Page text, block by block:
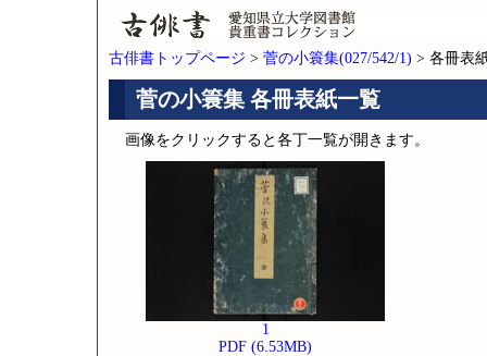
古俳書トップページ > 菅の小簑集(027/542/1) > 各冊表
菅の小簑集 各冊表紙一覧
画像をクリックすると各丁一覧が開きます。
1
PDF (6.53MB)